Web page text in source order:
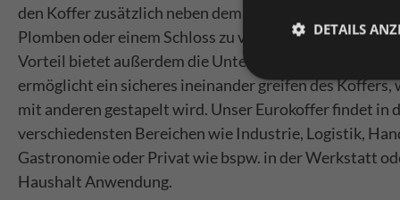
den Koffer zusätzlich neben dem Deckel noch mit
Plomben oder einem Schloss zu verschließen. Einen
Vorteil bietet außerdem die Unterseite des Koffers, diese
ermöglicht ein sicheres ineinander greifen des Koffers,
mit anderen gestapelt wird. Unser Eurokoffer findet in
verschiedensten Bereichen wie Industrie, Logistik,
Gastronomie oder Privat wie bspw. in der Werkstatt
Haushalt Anwendung.
DETAILS